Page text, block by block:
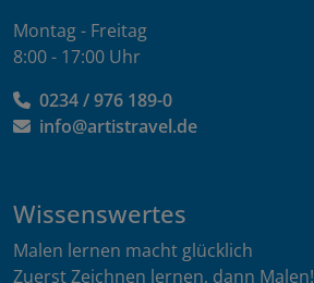
Montag - Freitag
8:00 - 17:00 Uhr
0234 / 976 189-0
info@artistravel.de
Wissenswertes
Malen lernen macht glücklich
Zuerst Zeichnen lernen, dann Malen!